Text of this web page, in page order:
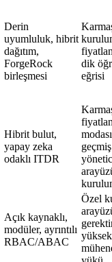
Derin
uyumluluk, hibrit
dağıtım,
ForgeRock
birleşmesi
dik
eğrisi
Hibrit bulut,
yapay zeka
odaklı ITDR
modası
geçmiş
Açık kaynaklı,
modüler, ayrıntılı
RBAC/ABAC
Özel
yüksek